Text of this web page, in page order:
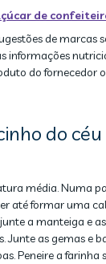
de
de marcas
informações
do fornecedor
do céu
média. Numa
até formar uma
a manteiga e
Junte as gemas e
Peneire a farinha